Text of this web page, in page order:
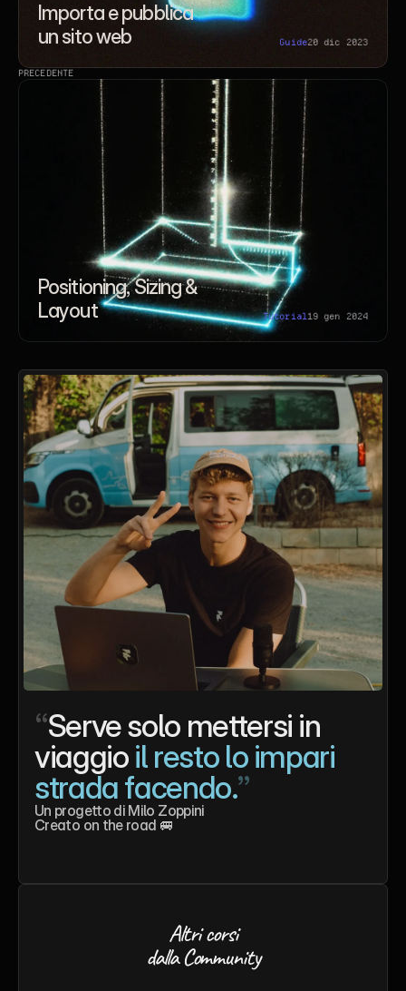
PRECEDENTE
Positioning, Sizing &
Layout
Tutorial19 gen 2024
Importa e pubblica
un sito web
Guide20 dic 2023
“Serve solo mettersi in
viaggio il resto lo impari
strada facendo.”
Un progetto di Milo Zoppini
Creato on the road 🚐
Altri corsi
dalla Community